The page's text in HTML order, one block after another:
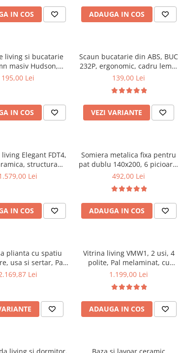
IN COS ADAUGA IN COS
living si bucatarie
masiv Hudson,
stofa,100 kg,
195,00 Lei
IN COS
Scaun bucatarie din ABS, BUC
232P, ergonomic, cadru lemn,
100 kg
139,00 Lei
VEZI VARIANTE
Elegant FDT4,
structura
140x80x75 cm,
bej
Lei
IN COS
Somiera metalica fixa pentru
pat dublu 140x200, 6 picioare,
32 lamele lemn fag, benzi
negru
492,00 Lei
ADAUGA IN COS
plianta cu spatiu
usa si sertar, Pal
160x96x80 cm si 6
Lei
Vitrina living VMW1, 2 usi, 4
polite, Pal melaminat, cu
insertii MDF, Nuc
1.199,00 Lei
ADAUGA IN COS